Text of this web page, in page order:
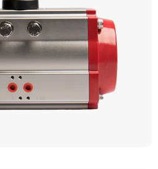
rus.com
для связи
9, пав. 31